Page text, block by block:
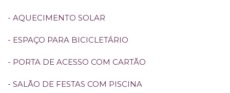
- AQUECIMENTO SOLAR
- ESPAÇO PARA BICICLETÁRIO
- PORTA DE ACESSO COM CARTÃO
- SALÃO DE FESTAS COM PISCINA